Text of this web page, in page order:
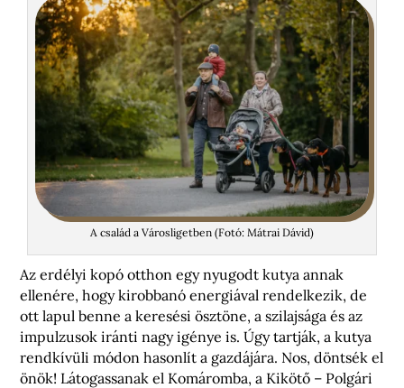
A család a Városligetben (Fotó: Mátrai Dávid)
Az erdélyi kopó otthon egy nyugodt kutya annak
ellenére, hogy kirobbanó energiával rendelkezik, de
ott lapul benne a keresési ösztöne, a szilajsága és az
impulzusok iránti nagy igénye is. Úgy tartják, a kutya
rendkívüli módon hasonlít a gazdájára. Nos, döntsék el
önök! Látogassanak el Komáromba, a Kikötő – Polgári